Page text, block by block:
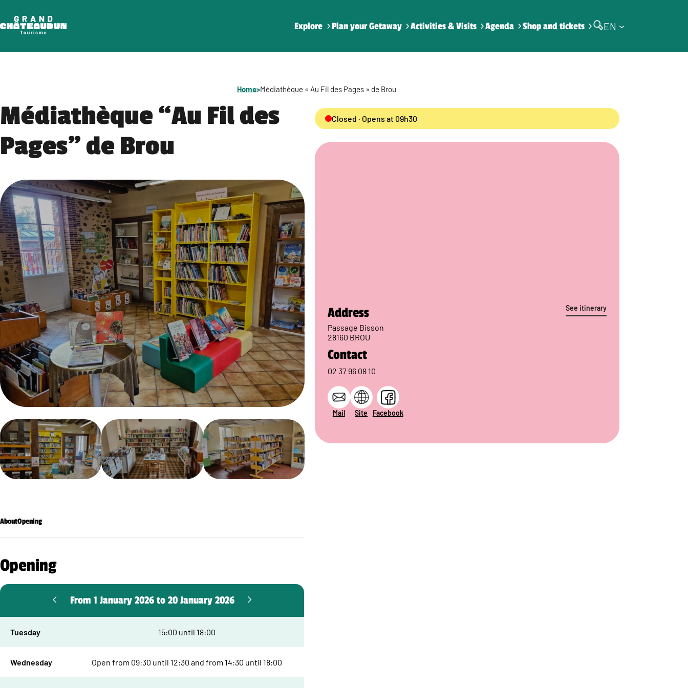
content
Explore Plan your Getaway Activities & Visits Agenda Shop and tickets EN
Home>Médiathèque « Au Fil des Pages » de Brou
Médiathèque “Au Fil des
Pages” de Brou
AboutOpening
Opening
From 1 January 2026 to 20 January 2026
Tuesday 15:00 until 18:00
Wednesday Open from 09:30 until 12:30 and from 14:30 until 18:00
Closed · Opens at 09h30
See itinerary
Address
Passage Bisson
28160 BROU
Contact
02 37 96 08 10
Mail Site Facebook